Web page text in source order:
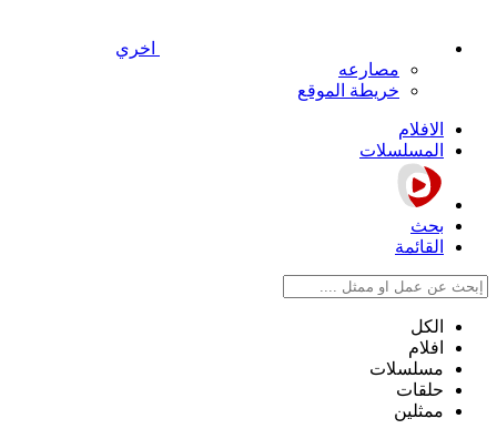
اخري
مصارعه
خريطة الموقع
الافلام
المسلسلات
بحث
القائمة
الكل
افلام
مسلسلات
حلقات
ممثلين